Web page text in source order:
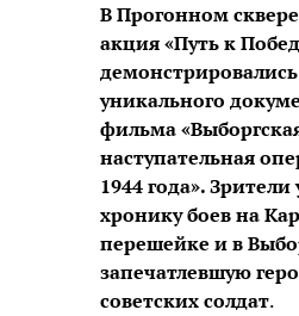
В Прогонном
акция «Путь к
уникального
фильма
наступательная
1944 года».
хронику боев на
перешейке и в
запечатлевшую
советских солдат.